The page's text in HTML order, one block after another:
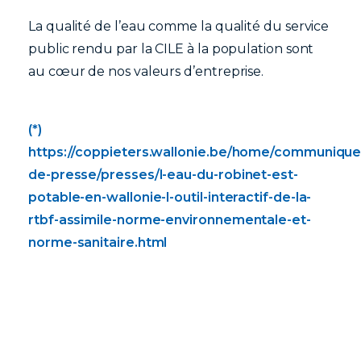
La qualité de l’eau comme la qualité du service
public rendu par la CILE à la population sont
au cœur de nos valeurs d’entreprise.
(*)
https://coppieters.wallonie.be/home/
de-presse/presses/l-eau-du-robinet-est-
potable-en-wallonie-l-outil-interactif-de-la-
rtbf-assimile-norme-environnementale-et-
norme-sanitaire.html